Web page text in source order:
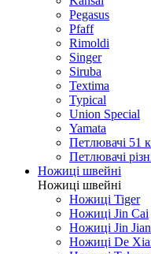
Pegasus
Pfaff
Rimoldi
Singer
Siruba
Textima
Typical
Union Special
Yamata
Петлювачі 51
Петлювачі
Ножиці швейні
Ножиці швейні
Ножиці Tiger
Ножиці Jin Cai
Ножиці Jin Jian
Ножиці De